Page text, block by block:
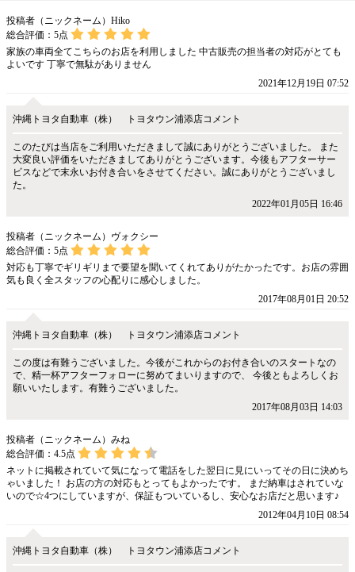
投稿者（ニックネーム）Hiko
総合評価： 5点
家族の車両全てこちらのお店を利用しました 中古販売の担当者の対応がとても
よいです 丁寧で無駄がありません
2021年12月19日 07:52
沖縄トヨタ自動車（株） トヨタウン浦添店コメント
このたびは当店をご利用いただきまして誠にありがとうございました。 また
大変良い評価をいただきましてありがとうございます。今後もアフターサー
ビスなどで末永いお付き合いをさせてください。誠にありがとうございまし
た。
2022年01月05日 16:46
投稿者（ニックネーム）ヴォクシー
総合評価： 5点
対応も丁寧でギリギリまで要望を聞いてくれてありがたかったです。お店の雰囲
気も良く全スタッフの心配りに感心しました。
2017年08月01日 20:52
沖縄トヨタ自動車（株） トヨタウン浦添店コメント
この度は有難うございました。今後がこれからのお付き合いのスタートなの
で、精一杯アフターフォローに努めてまいりますので、 今後ともよろしくお
願いいたします。有難うございました。
2017年08月03日 14:03
投稿者（ニックネーム）みね
総合評価： 4.5点
ネットに掲載されていて気になって電話をした翌日に見にいってその日に決めち
ゃいました！ お店の方の対応もとってもよかったです。 まだ納車はされていな
いので☆4つにしていますが、保証もついているし、安心なお店だと思います♪
2012年04月10日 08:54
沖縄トヨタ自動車（株） トヨタウン浦添店コメント